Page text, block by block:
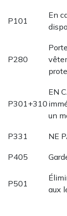
P101
En
P280
P301+310
EN
un
P331 NE
P405
P501
aux